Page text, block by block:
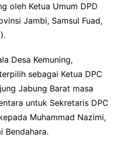
oleh Ketua Umum DPD
Jambi, Samsul Fuad,
Desa Kemuning,
sebagai Ketua DPC
Jabung Barat masa
untuk Sekretaris DPC
Muhammad Nazimi,
Bendahara.